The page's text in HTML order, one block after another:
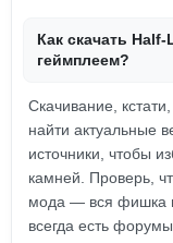
Как скачать
геймплеем?
Скачивание,
найти актуальные
источники, чтобы
камней. Проверь,
мода — вся фишка
всегда есть